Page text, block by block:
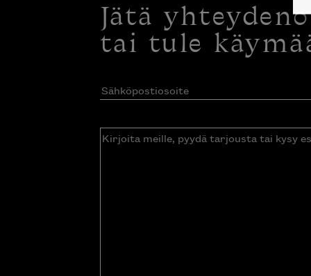
Jätä
tai tule
Sähköpostiosoite(Pakollinen)
Kirjoita